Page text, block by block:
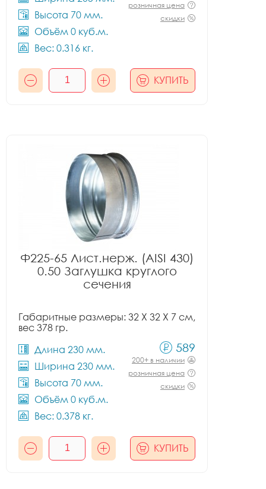
Высота 70 мм.
Объём 0 куб.м.
Вес: 0.316 кг.
розничная цена
скидки
КУПИТЬ
Ф225-65 Лист.нерж. (AISI 430)
0.50 Заглушка круглого
сечения
Габаритные размеры: 32 X 32 X 7 см,
вес 378 гр.
Длина 230 мм.
Ширина 230 мм.
Высота 70 мм.
Объём 0 куб.м.
Вес: 0.378 кг.
589
200+ в наличии
розничная цена
скидки
КУПИТЬ